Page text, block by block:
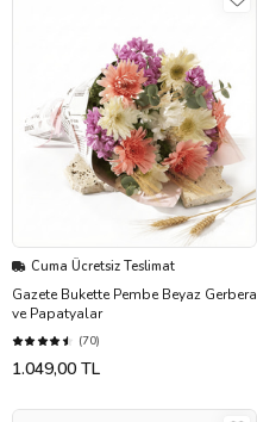
Cuma Ücretsiz Teslimat
Gazete Bukette Pembe Beyaz Gerbera
ve Papatyalar
(70)
1.049,00 TL